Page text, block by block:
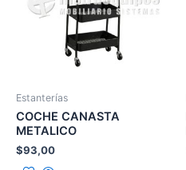
Estanterías
COCHE CANASTA
METALICO
$93,00